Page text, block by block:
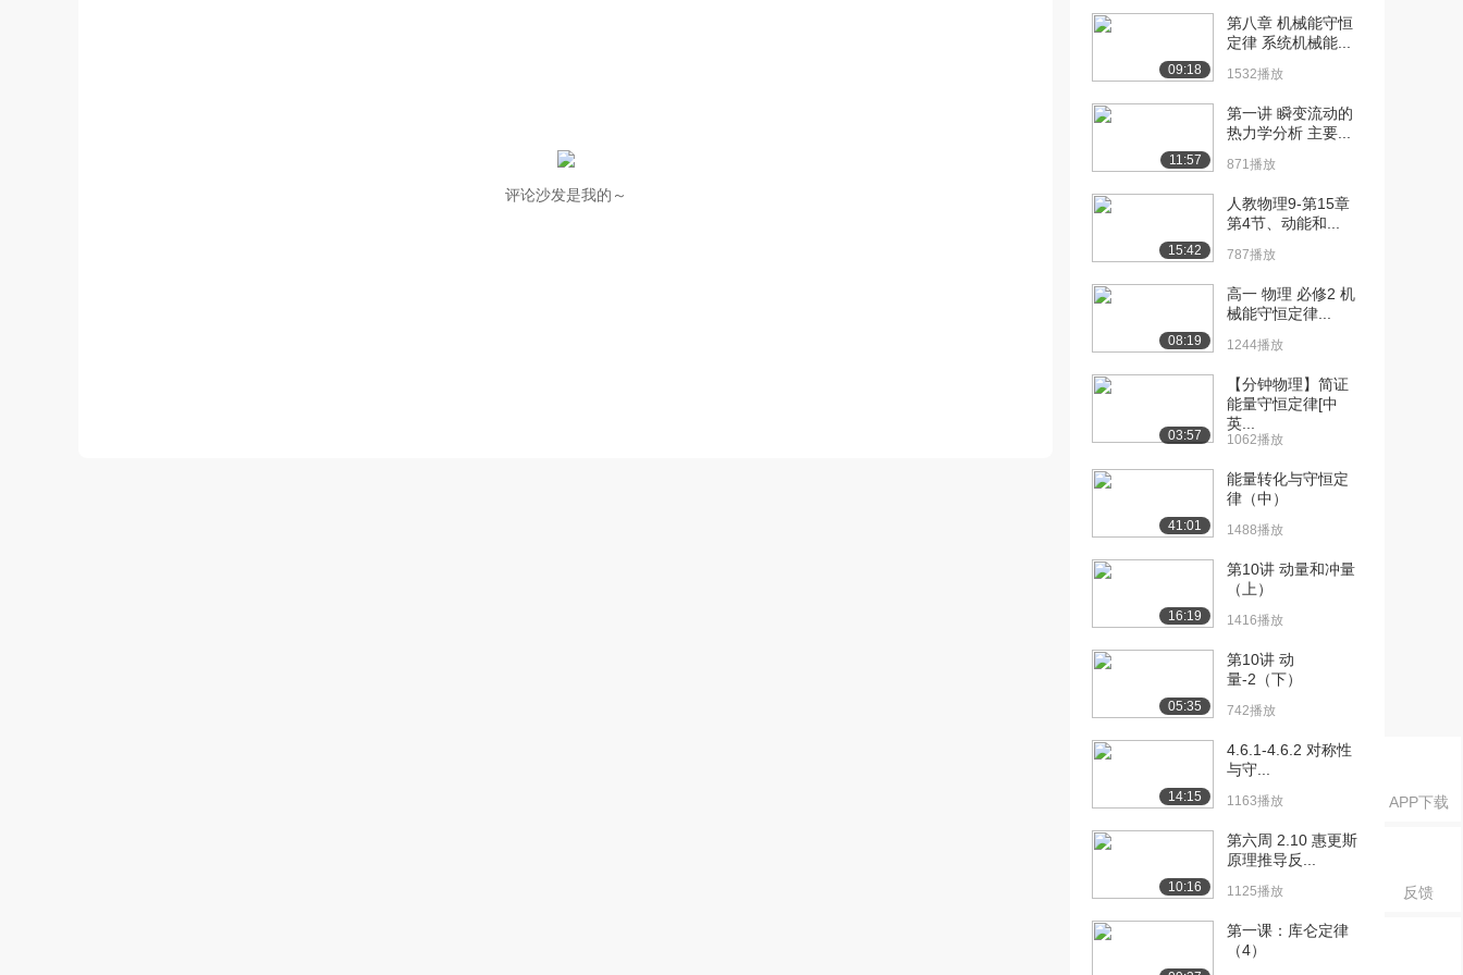
APP下载
反馈
评论沙发是我的～
[10] 第2讲 动量定理
（下）（上）
4075播放
13:42
[11] 第2讲 动量定理
13:44
[12] 第3讲 动量守恒定律
17:29
[13] 第3讲 动量守恒定律
17:32
[14] 第3讲 动量守恒定律
17:33
[15] 第3讲 动量守恒定律
14:35
[16] 第3讲 动量守恒定律
分析（下）（中...
14:42
分析（下）（下...
应用1（上）（...
应用1（上）（...
应用1（上）（...
09:18
第八章 机械能守恒
定律 系统机械能...
1532播放
11:57
第一讲 瞬变流动的
热力学分析 主要...
871播放
15:42
人教物理9-第15章
第4节、动能和...
787播放
08:19
高一 物理 必修2 机
械能守恒定律...
1244播放
03:57
【分钟物理】简证
能量守恒定律[中
英...
1062播放
41:01
能量转化与守恒定
律（中）
1488播放
16:19
第10讲 动量和冲量
（上）
1416播放
05:35
第10讲 动
量-2（下）
742播放
14:15
4.6.1-4.6.2 对称性
与守...
1163播放
10:16
第六周 2.10 惠更斯
原理推导反...
1125播放
第一课：库仑定律
（4）